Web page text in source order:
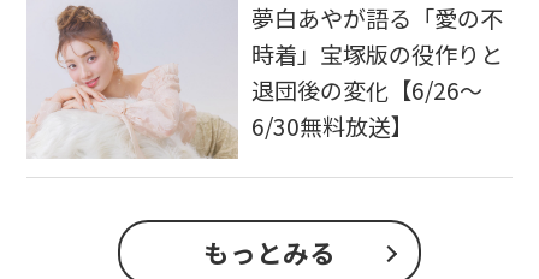
夢白あやが語る「愛の不
時着」宝塚版の役作りと
退団後の変化【6/26～
6/30無料放送】
もっとみる